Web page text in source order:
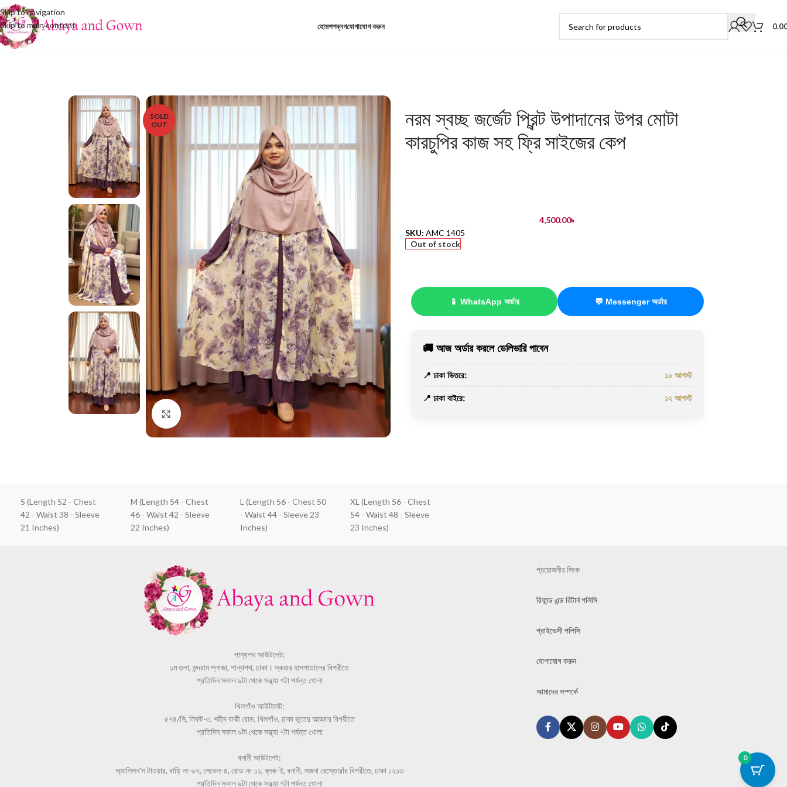
Skip to navigation
Skip to main content
হোমশপব্লগযোগাযোগ করুন
SOLD
OUT
Click to enlarge
নরম স্বচ্ছ জর্জেট প্রিন্ট উপাদানের উপর মোটা
কারচুপির কাজ সহ ফ্রি সাইজের কেপ
4,500.00৳
SKU: AMC 1405
Out of stock
📱 WhatsApp অর্ডার 💬 Messenger অর্ডার
🚚 আজ অর্ডার করলে ডেলিভারি পাবেন
📍 ঢাকা ভিতরে: ১০ আগস্ট
📍 ঢাকা বাইরে: ১২ আগস্ট
S (Length 52 - Chest
42 - Waist 38 - Sleeve
21 Inches)
M (Length 54 - Chest
46 - Waist 42 - Sleeve
22 Inches)
L (Length 56 - Chest 50
- Waist 44 - Sleeve 23
Inches)
XL (Length 56 - Chest
54 - Waist 48 - Sleeve
23 Inches)
পান্থপথ আউটলেট:
১ম তলা, শুন্দরাম প্লাজা, পান্থপথ, ঢাকা। স্কয়ার হাসপাতালের বিপরীতে
প্রতিদিন সকাল ৯টা থেকে সন্ধ্যা ৭টা পর্যন্ত খোলা
খিলগাঁও আউটলেট:
৫৭৪/সি, লিফট-৩, শহীদ বাকী রোড, খিলগাঁও, ঢাকা ভূতের আড্ডার বিপরীতে
প্রতিদিন সকাল ৯টা থেকে সন্ধ্যা ৭টা পর্যন্ত খোলা
বনানী আউটলেট:
অ্যালিসন'স টাওয়ার, বাড়ি নং-৬৭, লেভেল-৪, রোড নং-১১, ব্লক-ই, বনানী, সজনা রেস্তোরাঁর বিপরীতে, ঢাকা ১২১৩
প্রতিদিন সকাল ৯টা থেকে সন্ধ্যা ৭টা পর্যন্ত খোলা
প্রয়োজনীয় লিংক
রিফান্ড এন্ড রিটার্ন পলিসি
প্রাইভেসী পলিসি
যোগাযোগ করুন
আমাদের সম্পর্কে
0